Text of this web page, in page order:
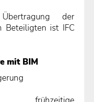
der
Beteiligten ist IFC
mit BIM